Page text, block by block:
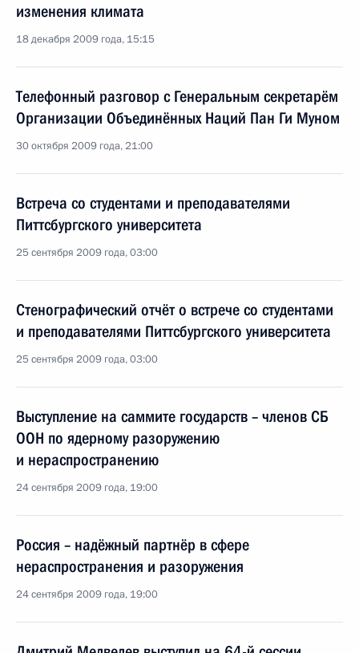
изменения климата
18 декабря 2009 года, 15:15
Телефонный разговор с Генеральным секретарём
Организации Объединённых Наций Пан Ги Муном
30 октября 2009 года, 21:00
Встреча со студентами и преподавателями
Питтсбургского университета
25 сентября 2009 года, 03:00
Стенографический отчёт о встрече со студентами
и преподавателями Питтсбургского университета
25 сентября 2009 года, 03:00
Выступление на саммите государств – членов СБ
ООН по ядерному разоружению
и нераспространению
24 сентября 2009 года, 19:00
Россия – надёжный партнёр в сфере
нераспространения и разоружения
24 сентября 2009 года, 19:00